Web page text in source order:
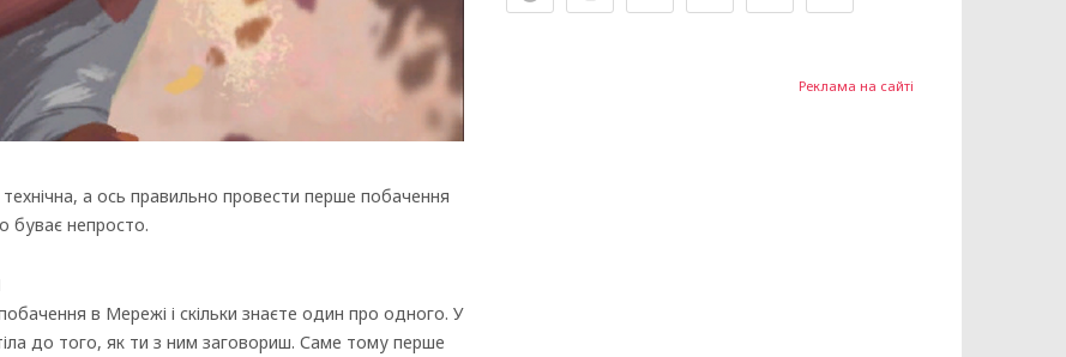
а ось правильно провести перше побачення
буває непросто.
в Мережі і скільки знаєте один про одного. У
до того, як ти з ним заговориш. Саме тому перше
Реклама на сайті